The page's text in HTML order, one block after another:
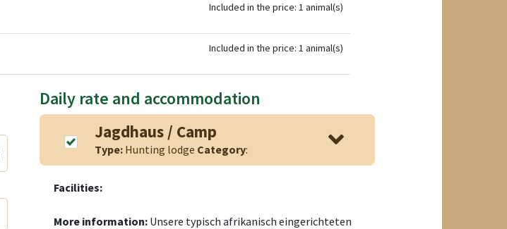
Included in the price: 1 animal(s)
Included in the price: 1 animal(s)
Daily rate and accommodation
Jagdhaus / Camp
Type:Hunting lodge Category:
Facilities:
More information: Unsere typisch afrikanisch eingerichteten